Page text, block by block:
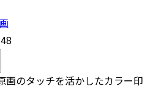
画のタッチを活かしたカラー印